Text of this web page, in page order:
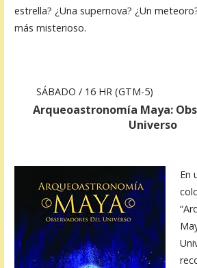
estrella? ¿Una supernova? ¿Un
más misterioso.
SÁBADO / 16 HR (GTM-5)
Arqueoastronomía Maya:
Universo
En